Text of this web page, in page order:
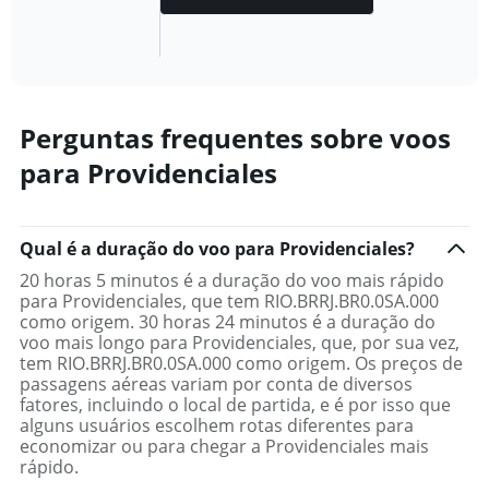
Range:
1
categories.
has
1
Y
axis
displaying
values.
Range:
0
to
8000.
Perguntas frequentes sobre voos
para Providenciales
Qual é a duração do voo para Providenciales?
20 horas 5 minutos é a duração do voo mais rápido
para Providenciales, que tem RIO.BRRJ.BR0.0SA.000
como origem. 30 horas 24 minutos é a duração do
voo mais longo para Providenciales, que, por sua vez,
tem RIO.BRRJ.BR0.0SA.000 como origem. Os preços de
passagens aéreas variam por conta de diversos
fatores, incluindo o local de partida, e é por isso que
alguns usuários escolhem rotas diferentes para
economizar ou para chegar a Providenciales mais
rápido.